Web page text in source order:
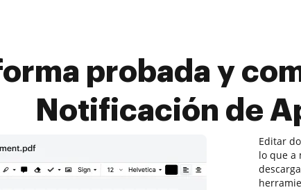
probada y
Notificación de
Editar
lo que a